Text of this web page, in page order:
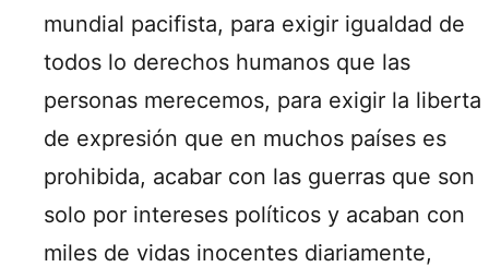
mundial pacifista, para exigir igualdad de
todos lo derechos humanos que las
personas merecemos, para exigir la liberta
de expresión que en muchos países es
prohibida, acabar con las guerras que son
solo por intereses políticos y acaban con
miles de vidas inocentes diariamente,